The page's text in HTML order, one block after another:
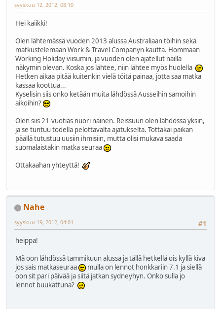
syyskuu 12, 2012, 08:10
Hei kaiikki!
Olen lähtemässä vuoden 2013 alussa Australiaan töihin sekä
matkustelemaan Work & Travel Companyn kautta. Hommaan
Working Holiday viisumin, ja vuoden olen ajatellut näillä
näkymin olevan. Koska jos lähtee, niin lähtee myös huolella
Hetken aikaa pitää kuitenkin vielä töitä painaa, jotta saa matka
kassaa koottua...
Kyselisin siis onko ketään muita lähdössä Ausseihin samoihin
aikoihin?
Olen siis 21-vuotias nuori nainen. Reissuun olen lähdössä yksin,
ja se tuntuu todella pelottavalta ajatukselta. Tottakai paikan
päällä tutustuu uusiin ihmisiin, mutta olisi mukava saada
suomalaistakin matka seuraa
Ottakaahan yhteyttä!
Nahe
#1
syyskuu 19, 2012, 04:01
heippa!
Mä oon lähdössä tammikuun alussa ja tällä hetkellä ois kyllä kiva
jos sais matkaseuraa
mulla on lennot honkkariin 7.1 ja siellä
oon sit pari päivää ja siitä jatkan sydneyhyn. Onko sulla jo
lennot buukattuna?